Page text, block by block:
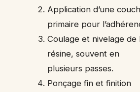
Application d’une
primaire pour
Coulage et nivelage de
résine, souvent en
plusieurs passes.
Ponçage fin et finition